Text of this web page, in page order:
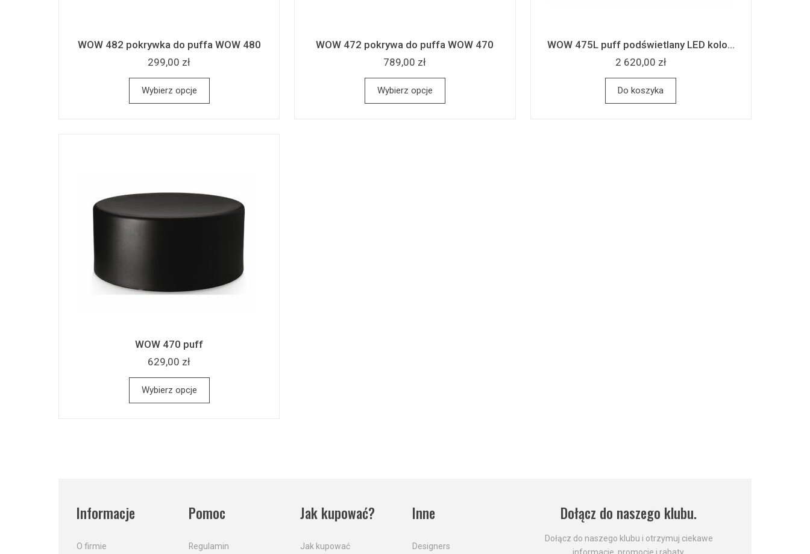
WOW 482 pokrywka do puffa WOW 480
299,00 zł
Wybierz opcje
WOW 472 pokrywa do puffa WOW 470
789,00 zł
Wybierz opcje
WOW 475L puff podświetlany LED kolo...
2 620,00 zł
Do koszyka
WOW 470 puff
629,00 zł
Wybierz opcje
Informacje
O firmie
Pomoc
Regulamin
Jak kupować?
Jak kupować
Inne
Designers
Dołącz do naszego klubu.
Dołącz do naszego klubu i otrzymuj ciekawe